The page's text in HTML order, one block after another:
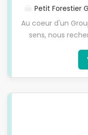
Petit Forestier
Au coeur d'un
sens, nous
septembre
Beauvallon.
vos compétences